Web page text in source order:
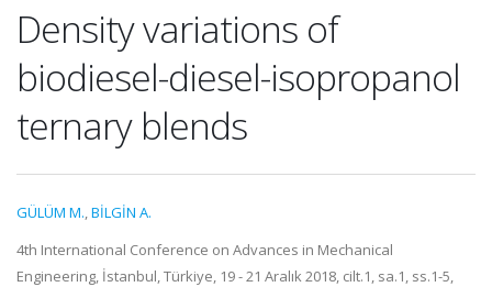
Density variations of
biodiesel-diesel-isopropanol
ternary blends
GÜLÜM M.,BİLGİN A.
4th International Conference on Advances in Mechanical
Engineering, İstanbul, Türkiye, 19 - 21 Aralık 2018, cilt.1, sa.1, ss.1-5,